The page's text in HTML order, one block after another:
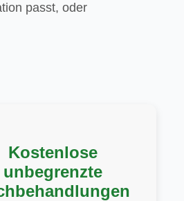
passt, oder
Kostenlose
unbegrenzte